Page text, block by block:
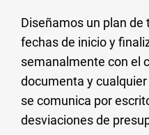
Diseñamos un plan
fechas de inicio y
semanalmente con el
documenta y
se comunica por
desviaciones de